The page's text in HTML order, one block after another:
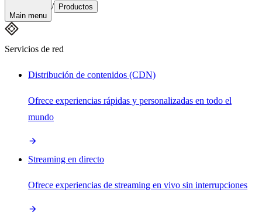
Main menu
/ Productos
Servicios de red
Distribución de contenidos (CDN)
Ofrece experiencias rápidas y personalizadas en todo el
mundo
Streaming en directo
Ofrece experiencias de streaming en vivo sin interrupciones